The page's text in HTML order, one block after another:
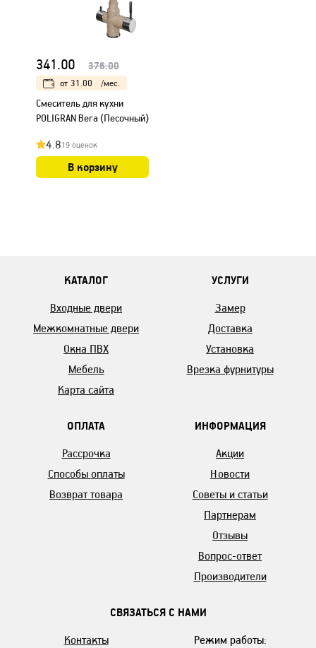
341.00 376.00
от 31.00 /мес.
Смеситель для кухни
POLIGRAN Вега (Песочный)
4.819 оценок
В корзину
КАТАЛОГ
Входные двери
Межкомнатные двери
Окна ПВХ
Мебель
Карта сайта
УСЛУГИ
Замер
Доставка
Установка
Врезка фурнитуры
ОПЛАТА
Рассрочка
Способы оплаты
Возврат товара
ИНФОРМАЦИЯ
Акции
Новости
Советы и статьи
Партнерам
Отзывы
Вопрос-ответ
Производители
СВЯЗАТЬСЯ С НАМИ
Контакты
Режим работы: